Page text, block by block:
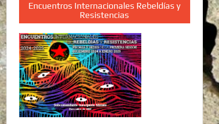
Encuentros Internacionales Rebeldías y
Resistencias